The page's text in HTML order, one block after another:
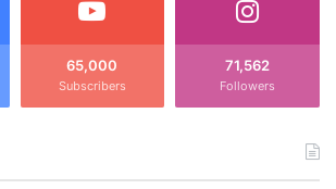
65,000
Subscribers
71,562
Followers